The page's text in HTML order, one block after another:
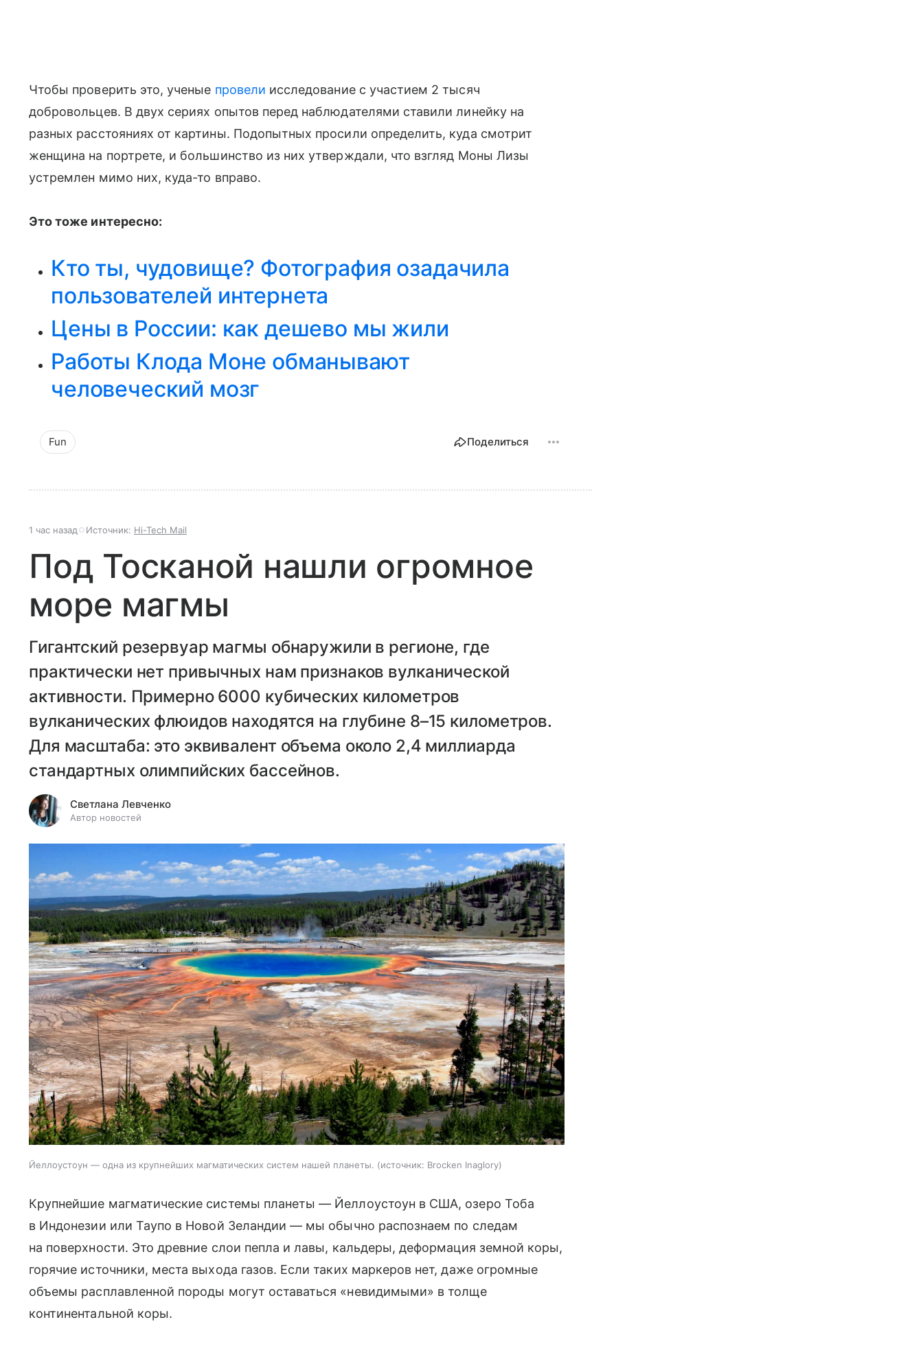
Чтобы проверить это, ученые провели исследование с участием 2 тысяч
добровольцев. В двух сериях опытов перед наблюдателями ставили линейку на
разных расстояниях от картины. Подопытных просили определить, куда смотрит
женщина на портрете, и большинство из них утверждали, что взгляд Моны Лизы
устремлен мимо них, куда-то вправо.
Это тоже интересно:
Кто ты, чудовище? Фотография озадачила
пользователей интернета
Цены в России: как дешево мы жили
Работы Клода Моне обманывают
человеческий мозг
Fun Поделиться
1 час назад Источник: Hi-Tech Mail
Под Тосканой нашли огромное
море магмы
Гигантский резервуар магмы обнаружили в регионе, где
практически нет привычных нам признаков вулканической
активности. Примерно 6000 кубических километров
вулканических флюидов находятся на глубине 8–15 километров.
Для масштаба: это эквивалент объема около 2,4 миллиарда
стандартных олимпийских бассейнов.
Светлана Левченко
Автор новостей
Йеллоустоун — одна из крупнейших магматических систем нашей планеты. источник: Brocken Inaglory
Крупнейшие магматические системы планеты — Йеллоустоун в США, озеро Тоба
в Индонезии или Таупо в Новой Зеландии — мы обычно распознаем по следам
на поверхности. Это древние слои пепла и лавы, кальдеры, деформация земной коры,
горячие источники, места выхода газов. Если таких маркеров нет, даже огромные
объемы расплавленной породы могут оставаться «невидимыми» в толще
континентальной коры.